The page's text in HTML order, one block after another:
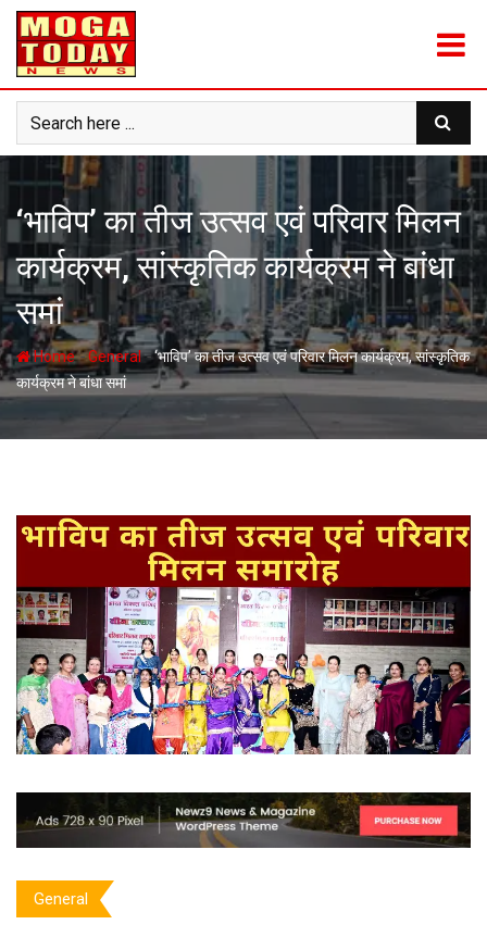
Skip
content
‘भाविप’ का तीज उत्सव एवं परिवार मिलन
कार्यक्रम, सांस्कृतिक कार्यक्रम ने बांधा
समां
Home-General-‘भाविप’ का तीज उत्सव एवं परिवार मिलन कार्यक्रम, सांस्कृतिक
कार्यक्रम ने बांधा समां
General